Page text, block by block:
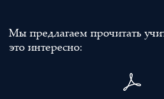
Мы предлагаем прочитать
это интересно: